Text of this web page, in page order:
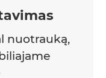
nuotrauką,